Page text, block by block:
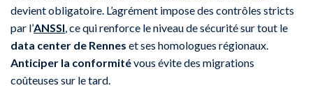
devient obligatoire. L’agrément impose des contrôles stricts
par l’ANSSI , ce qui renforce le niveau de sécurité sur tout le
data center de Rennes et ses homologues régionaux.
Anticiper la conformitévous évite des migrations
coûteuses sur le tard.